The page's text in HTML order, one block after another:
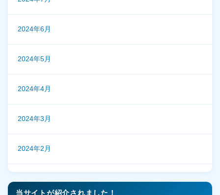
2024年6月
2024年5月
2024年4月
2024年3月
2024年2月
当サイトが紹介されました！